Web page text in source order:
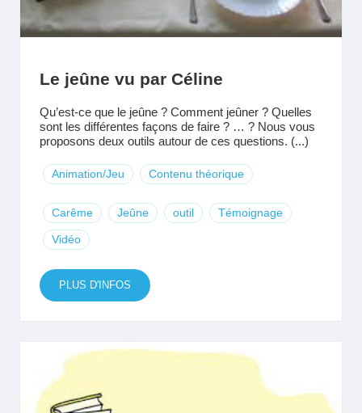
Le jeûne vu par Céline
Qu’est-ce que le jeûne ? Comment jeûner ? Quelles
sont les différentes façons de faire ? … ? Nous vous
proposons deux outils autour de ces questions. (...)
Animation/Jeu Contenu théorique
Carême Jeûne outil Témoignage
Vidéo
PLUS D'INFOS